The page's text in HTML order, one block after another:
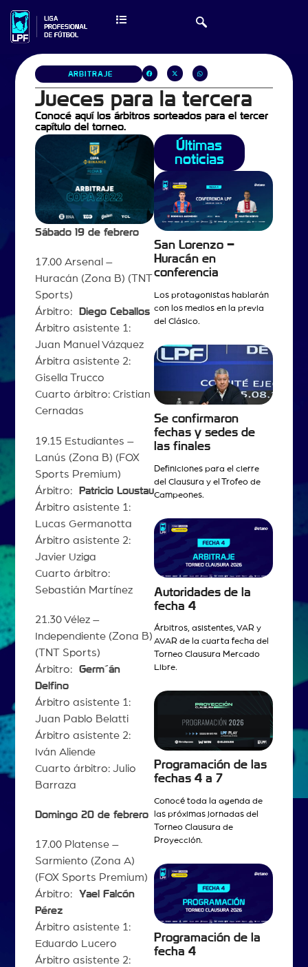
ARBITRAJE
Jueces para la tercera
Conocé aquí los árbitros sorteados para el tercer
capítulo del torneo.
Sábado 19 de febrero
17.00 Arsenal –
Huracán (Zona B) (TNT
Sports)
Árbitro:
Diego Ceballos
Árbitro asistente 1:
Juan Manuel Vázquez
Árbitra asistente 2:
Gisella Trucco
Cuarto árbitro: Cristian
Cernadas
19.15 Estudiantes –
Lanús (Zona B) (FOX
Sports Premium)
Árbitro: Patricio Loustau
Árbitro asistente 1:
Lucas Germanotta
Árbitro asistente 2:
Javier Uziga
Cuarto árbitro:
Sebastián Martínez
21.30 Vélez –
Independiente (Zona B)
(TNT Sports)
Árbitro: Germ´án
Delfino
Árbitro asistente 1:
Juan Pablo Belatti
Árbitro asistente 2:
Iván Aliende
Cuarto árbitro: Julio
Barraza
Domingo 20 de febrero
17.00 Platense –
Sarmiento (Zona A)
(FOX Sports Premium)
Árbitro: Yael Falcón
Pérez
Árbitro asistente 1:
Eduardo Lucero
Árbitro asistente 2:
Últimas
noticias
San Lorenzo –
Huracán en
conferencia
Los protagonistas hablarán
con los medios en la previa
del Clásico.
Se confirmaron
fechas y sedes de
las finales
Definiciones para el cierre
del Clausura y el Trofeo de
Campeones.
Autoridades de la
fecha 4
Árbitros, asistentes, VAR y
AVAR de la cuarta fecha del
Torneo Clausura Mercado
Libre.
Programación de las
fechas 4 a 7
Conocé toda la agenda de
las próximas jornadas del
Torneo Clausura de
Proyección.
Programación de la
fecha 4